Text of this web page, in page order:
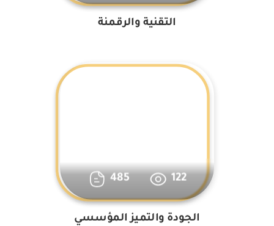
التقنية والرقمنة
485 122
الجودة والتميز المؤسسي